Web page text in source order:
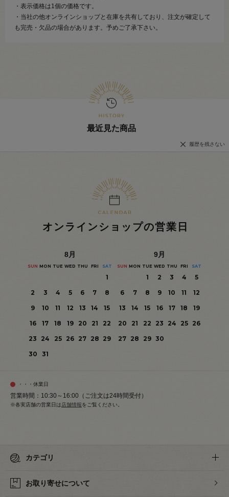
・表示価格は1個の価格です。
・当社の他オンラインショップと在庫を共有しており、注文が確定して
も完売・欠品の場合があります。予めご了承下さい。
最近見た商品
履歴を残さない
オンラインショップの営業日
8月
SUN MON TUE WED THU FRI SAT
1
2
3 4 5 6 7
8
9
10 11 12 13 14
15
16
17 18 19 20 21
22
23
24 25 26 27 28 29
30
31
9月
SUN MON TUE WED THU FRI SAT
1 2 3 4
5
6
7 8 9 10 11
12
13
14 15 16 17 18
19
20
21 22 23 24 25
26
27 28 29 30
・・・休業日
営業時間：10:30～16:00（ご注文は24時間受付）
※各実店舗の営業日は 店舗情報をご覧ください。
カテゴリ
お取り寄せについて